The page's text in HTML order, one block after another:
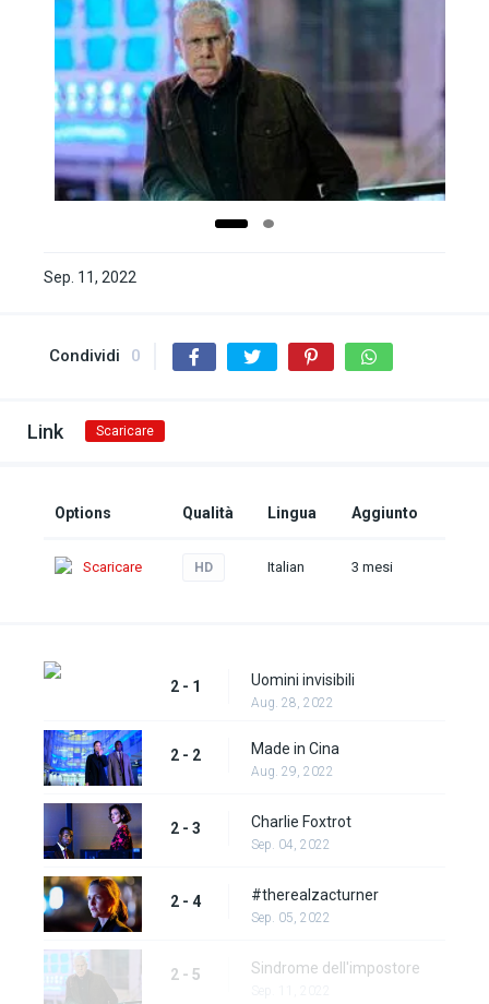
Sep. 11, 2022
Condividi 0
Link Scaricare
Options Qualità Lingua Aggiunto
Scaricare HD Italian 3 mesi
2 - 1 Uomini invisibili
Aug. 28, 2022
2 - 2 Made in Cina
Aug. 29, 2022
2 - 3 Charlie Foxtrot
Sep. 04, 2022
2 - 4 #therealzacturner
Sep. 05, 2022
2 - 5 Sindrome dell'impostore